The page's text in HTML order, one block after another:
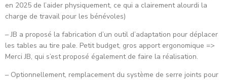
en 2025 de l’aider physiquement, ce qui a clairement alourdi la
charge de travail pour les bénévoles)
– JB a proposé la fabrication d’un outil d’adaptation pour déplacer
les tables au tire pale. Petit budget, gros apport ergonomique =>
Merci JB, qui s’est proposé également de faire la réalisation.
– Optionnellement, remplacement du système de serre joints pour